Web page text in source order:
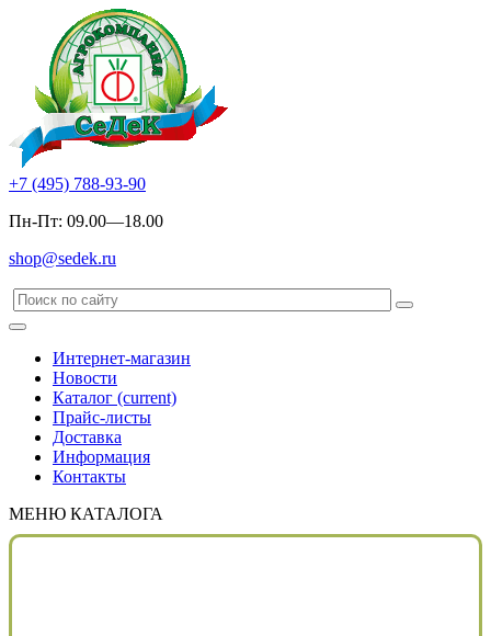
+7 (495) 788-93-90
Пн-Пт: 09.00—18.00
shop@sedek.ru
Интернет-магазин
Новости
Каталог (current)
Прайс-листы
Доставка
Информация
Контакты
МЕНЮ КАТАЛОГА